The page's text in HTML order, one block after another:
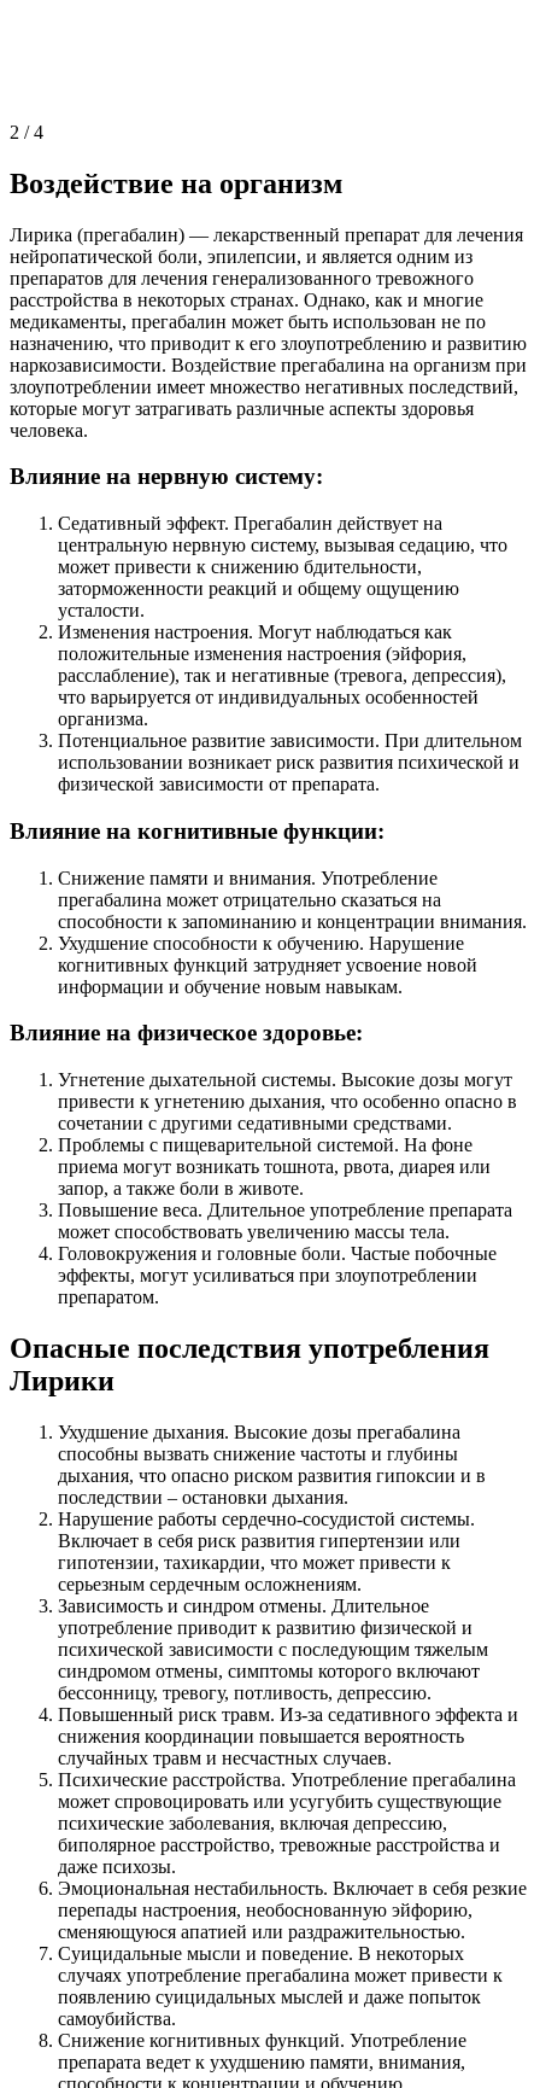
2 /4
Воздействие на организм
Лирика (прегабалин) — лекарственный препарат для лечения
нейропатической боли, эпилепсии, и является одним из
препаратов для лечения генерализованного тревожного
расстройства в некоторых странах. Однако, как и многие
медикаменты, прегабалин может быть использован не по
назначению, что приводит к его злоупотреблению и развитию
наркозависимости. Воздействие прегабалина на организм при
злоупотреблении имеет множество негативных последствий,
которые могут затрагивать различные аспекты здоровья
человека.
Влияние на нервную систему:
Седативный эффект. Прегабалин действует на
центральную нервную систему, вызывая седацию, что
может привести к снижению бдительности,
заторможенности реакций и общему ощущению
усталости.
Изменения настроения. Могут наблюдаться как
положительные изменения настроения (эйфория,
расслабление), так и негативные (тревога, депрессия),
что варьируется от индивидуальных особенностей
организма.
Потенциальное развитие зависимости. При длительном
использовании возникает риск развития психической и
физической зависимости от препарата.
Влияние на когнитивные функции:
Снижение памяти и внимания. Употребление
прегабалина может отрицательно сказаться на
способности к запоминанию и концентрации внимания.
Ухудшение способности к обучению. Нарушение
когнитивных функций затрудняет усвоение новой
информации и обучение новым навыкам.
Влияние на физическое здоровье:
Угнетение дыхательной системы. Высокие дозы могут
привести к угнетению дыхания, что особенно опасно в
сочетании с другими седативными средствами.
Проблемы с пищеварительной системой. На фоне
приема могут возникать тошнота, рвота, диарея или
запор, а также боли в животе.
Повышение веса. Длительное употребление препарата
может способствовать увеличению массы тела.
Головокружения и головные боли. Частые побочные
эффекты, могут усиливаться при злоупотреблении
препаратом.
Опасные последствия употребления
Лирики
Ухудшение дыхания. Высокие дозы прегабалина
способны вызвать снижение частоты и глубины
дыхания, что опасно риском развития гипоксии и в
последствии – остановки дыхания.
Нарушение работы сердечно-сосудистой системы.
Включает в себя риск развития гипертензии или
гипотензии, тахикардии, что может привести к
серьезным сердечным осложнениям.
Зависимость и синдром отмены. Длительное
употребление приводит к развитию физической и
психической зависимости с последующим тяжелым
синдромом отмены, симптомы которого включают
бессонницу, тревогу, потливость, депрессию.
Повышенный риск травм. Из-за седативного эффекта и
снижения координации повышается вероятность
случайных травм и несчастных случаев.
Психические расстройства. Употребление прегабалина
может спровоцировать или усугубить существующие
психические заболевания, включая депрессию,
биполярное расстройство, тревожные расстройства и
даже психозы.
Эмоциональная нестабильность. Включает в себя резкие
перепады настроения, необоснованную эйфорию,
сменяющуюся апатией или раздражительностью.
Суицидальные мысли и поведение. В некоторых
случаях употребление прегабалина может привести к
появлению суицидальных мыслей и даже попыток
самоубийства.
Снижение когнитивных функций. Употребление
препарата ведет к ухудшению памяти, внимания,
способности к концентрации и обучению.